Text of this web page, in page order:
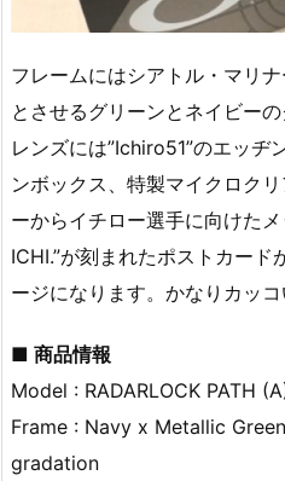
フレームにはシアトル・マリ
とさせるグリーンとネイビーの
レンズには”Ichiro51”のエッヂ
ンボックス、特製マイクロク
ーからイチロー選手に向けた
ICHI.”が刻まれたポストカー
ージになります。かなりカッ
■ 商品情報
Model : RADARLOCK PATH
Frame : Navy x Metallic
gradation